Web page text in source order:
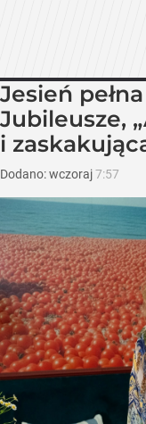
Jesień
Jubileusze,
i
Dodano:wczoraj7:57